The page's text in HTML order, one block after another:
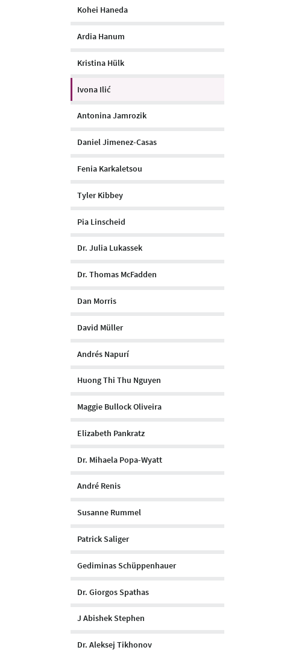
Kohei Haneda
Ardia Hanum
Kristina Hülk
Ivona Ilić
Antonina Jamrozik
Daniel Jimenez-Casas
Fenia Karkaletsou
Tyler Kibbey
Pia Linscheid
Dr. Julia Lukassek
Dr. Thomas McFadden
Dan Morris
David Müller
Andrés Napurí
Huong Thi Thu Nguyen
Maggie Bullock Oliveira
Elizabeth Pankratz
Dr. Mihaela Popa-Wyatt
André Renis
Susanne Rummel
Patrick Saliger
Gediminas Schüppenhauer
Dr. Giorgos Spathas
J Abishek Stephen
Dr. Aleksej Tikhonov